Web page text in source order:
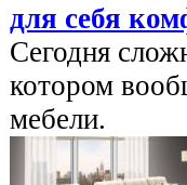
для себя
Сегодня
котором
мебели.